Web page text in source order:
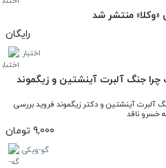
«وکلا» منتشر شد
رایگان
اختبار
جنگ آلبرت آینشتین و زیگموند
خسرو ناقد
9,000 تومان
گو-ویکی